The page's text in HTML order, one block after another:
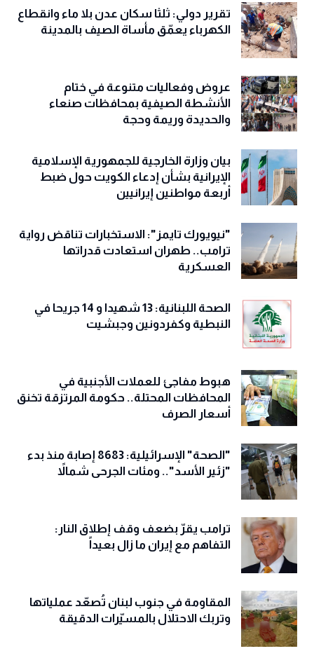
تقرير دولي: ثلثا سكان عدن بلا ماء وانقطاع
الكهرباء يعمّق مأساة الصيف بالمدينة
عروض وفعاليات متنوعة في ختام
الأنشطة الصيفية بمحافظات صنعاء
والحديدة وريمة وحجة
‏بيان وزارة الخارجية للجمهورية الإسلامية
الإيرانية بشأن إدعاء الكويت حول ضبط
أربعة مواطنين إيرانيين
"نيويورك تايمز": الاستخبارات تناقض رواية
ترامب.. طهران استعادت قدراتها
العسكرية
الصحة اللبنانية: 13 شهيدا و 14 جريحا في
النبطية وكفردونين وجبشيت
هبوط مفاجئ للعملات الأجنبية في
المحافظات المحتلة.. حكومة المرتزقة تخنق
أسعار الصرف
"الصحة" الإسرائيلية: 8683 إصابة منذ بدء
"زئير الأسد".. ومئات الجرحى شمالاً
ترامب يقرّ بضعف وقف إطلاق النار:
التفاهم مع إيران ما زال بعيداً
المقاومة في جنوب لبنان تُصعّد عملياتها
وتربك الاحتلال بالمسيّرات الدقيقة